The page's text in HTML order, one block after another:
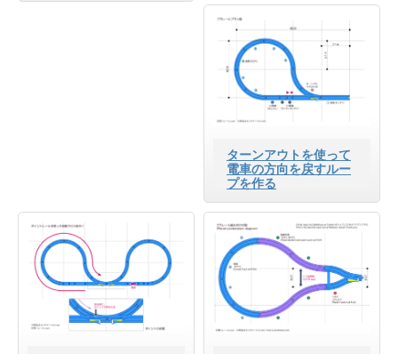
ターンアウトを使って
電車の方向を戻すルー
プを作る